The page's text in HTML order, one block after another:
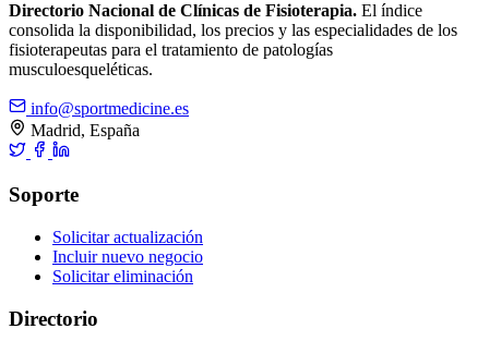
Directorio Nacional de Clínicas de Fisioterapia. El índice
consolida la disponibilidad, los precios y las especialidades de los
fisioterapeutas para el tratamiento de patologías
musculoesqueléticas.
info@sportmedicine.es
Madrid, España
Soporte
Solicitar actualización
Incluir nuevo negocio
Solicitar eliminación
Directorio